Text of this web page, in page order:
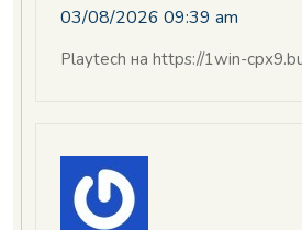
03/08/2026 09:39 am
Playtech на https://1win-